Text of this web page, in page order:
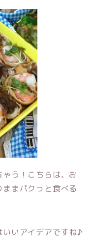
う！こちらは、お
まパクっと食べる
いアイデアですね♪